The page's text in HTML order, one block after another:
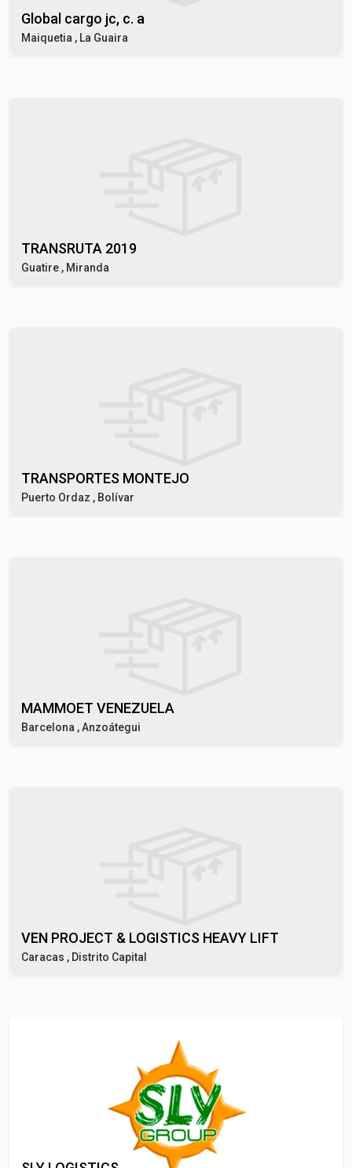
Global cargo jc, c. a
Maiquetia , La Guaira
TRANSRUTA 2019
Guatire , Miranda
TRANSPORTES MONTEJO
Puerto Ordaz , Bolívar
MAMMOET VENEZUELA
Barcelona , Anzoátegui
VEN PROJECT & LOGISTICS HEAVY LIFT
Caracas , Distrito Capital